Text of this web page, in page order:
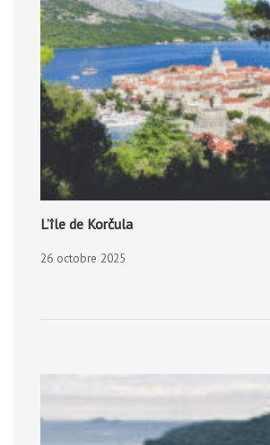
L’île de Korčula
26 octobre 2025